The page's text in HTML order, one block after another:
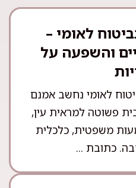
לאומי –
והשפעה על
לאומי נחשב אמנם
פשוטה למראית עין,
משפטית, כלכלית
כתובת ...